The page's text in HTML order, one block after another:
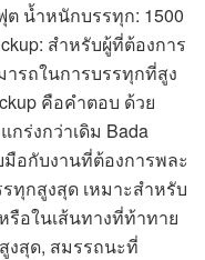
ต น้ำหนักบรรทุก: 1500
สำหรับผู้ที่ต้องการ
รถในการบรรทุกที่สูง
คือคำตอบ ด้วย
ร่งกว่าเดิม Bada
มือกับงานที่ต้องการพละ
ทุกสูงสุด เหมาะสำหรับ
อในเส้นทางที่ท้าทาย
งสุด, สมรรถนะที่